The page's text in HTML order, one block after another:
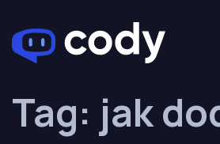
Tag: jak